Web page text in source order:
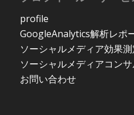
profile
GoogleAnalytics解析レポ
ソーシャルメディア効果
ソーシャルメディアコン
お問い合わせ